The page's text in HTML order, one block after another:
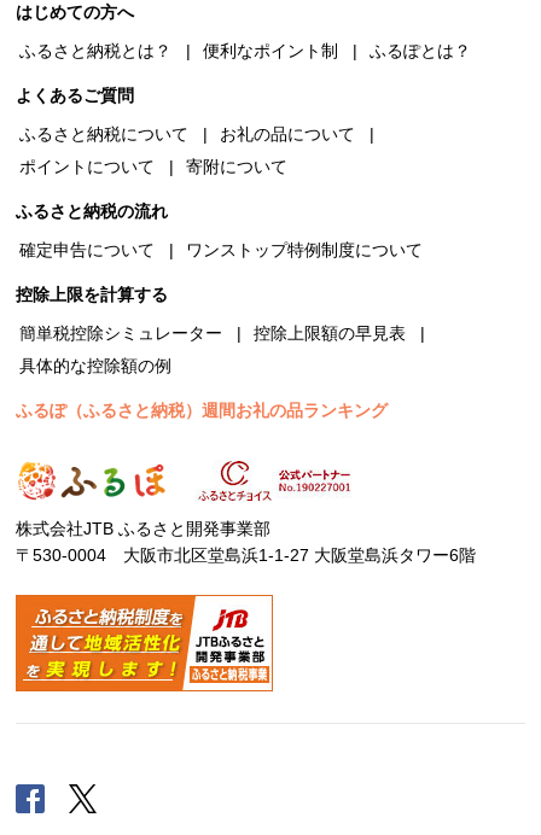
はじめての方へ
ふるさと納税とは？
便利なポイント制 ふるぽとは？
よくあるご質問
ふるさと納税について
お礼の品について
ポイントについて
寄附について
ふるさと納税の流れ
確定申告について
ワンストップ特例制度について
控除上限を計算する
簡単税控除シミュレーター
控除上限額の早見表
具体的な控除額の例
ふるぽ（ふるさと納税）週間お礼の品ランキング
株式会社JTB ふるさと開発事業部
〒530-0004 大阪市北区堂島浜1-1-27 大阪堂島浜タワー6階
Facebook